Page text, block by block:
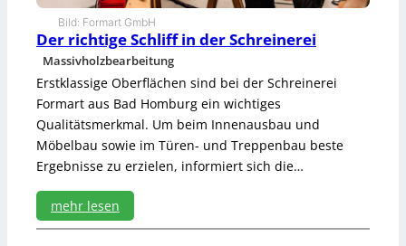
h
ö
e
n
d
r
c
a
Bild: Formart GmbH
Der richtige Schliff in der Schreinerei
Massivholzbearbeitung
Erstklassige Oberflächen sind bei der Schreinerei
Formart aus Bad Homburg ein wichtiges
Qualitätsmerkmal. Um beim Innenausbau und
Möbelbau sowie im Türen- und Treppenbau beste
Ergebnisse zu erzielen, informiert sich die…
mehr lesen
: